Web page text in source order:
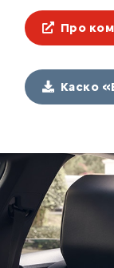
Про
Каско